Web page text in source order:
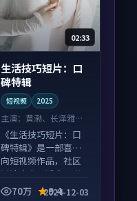
02:33
生活技巧短片：口
碑特辑
短视频 2025
主演： 黄渤、长泽雅美
等
《生活技巧短片：口
碑特辑》是一部喜剧
向短视频作品，社区
讨论度高，适合配弹
幕观看。
70万 9.4
2024-12-03